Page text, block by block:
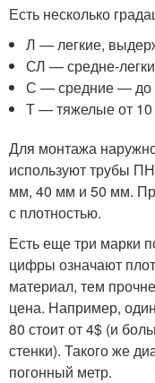
Есть несколько
Л — легкие,
СЛ — средне-
С — средние — до
Т — тяжелые от
Для монтажа
используют трубы
мм, 40 мм и 50 мм.
с плотностью.
Есть еще три марки
цифры означают
материал, тем
цена. Например,
80 стоит от 4$ (и
стенки). Такого же
погонный метр.